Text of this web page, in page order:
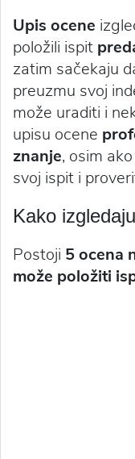
Upis ocene
položili ispit
zatim sačekaju
preuzmu svoj
može uraditi i
upisu ocene
znanje, osim
svoj ispit i
Kako
Postoji 5 ocena
može položiti